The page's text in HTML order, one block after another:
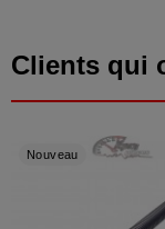
Clients qui
Nouveau